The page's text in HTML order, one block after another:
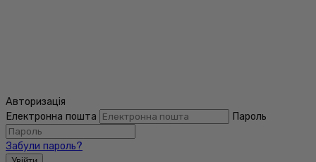
Авторизація
Електронна пошта
Пароль
Забули пароль?